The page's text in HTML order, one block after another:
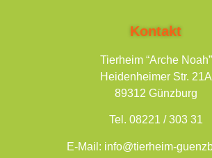
Kontakt
Tierheim “Arche Noah”
Heidenheimer Str. 21A
89312 Günzburg
Tel. 08221 / 303 31
E-Mail: info@tierheim-